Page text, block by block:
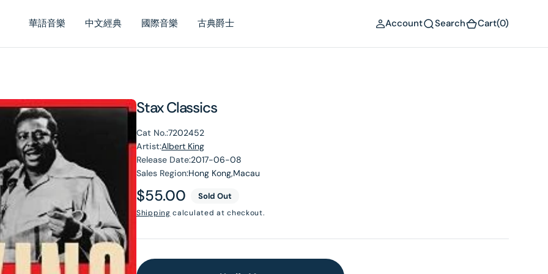
華語音樂 中文經典 國際音樂 古典爵士 Account Search Cart(0)
Stax Classics
Cat No.:7202452
Artist:Albert King
Release Date:2017-06-08
Sales Region:Hong Kong,Macau
Regular
price
$55.00 Sold Out
Shipping calculated at checkout.